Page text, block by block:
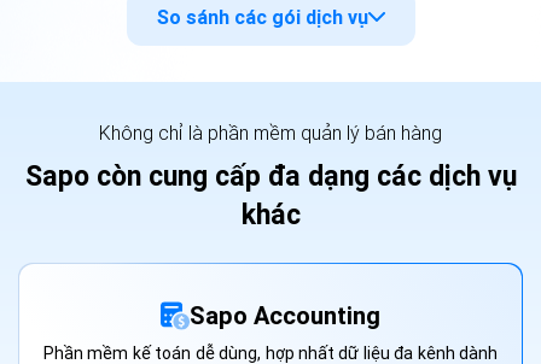
So sánh các gói dịch vụ
Không chỉ là phần mềm quản lý bán hàng
Sapo còn cung cấp đa dạng các dịch vụ
khác
Sapo Accounting
Phần mềm kế toán dễ dùng, hợp nhất dữ liệu đa kênh dành